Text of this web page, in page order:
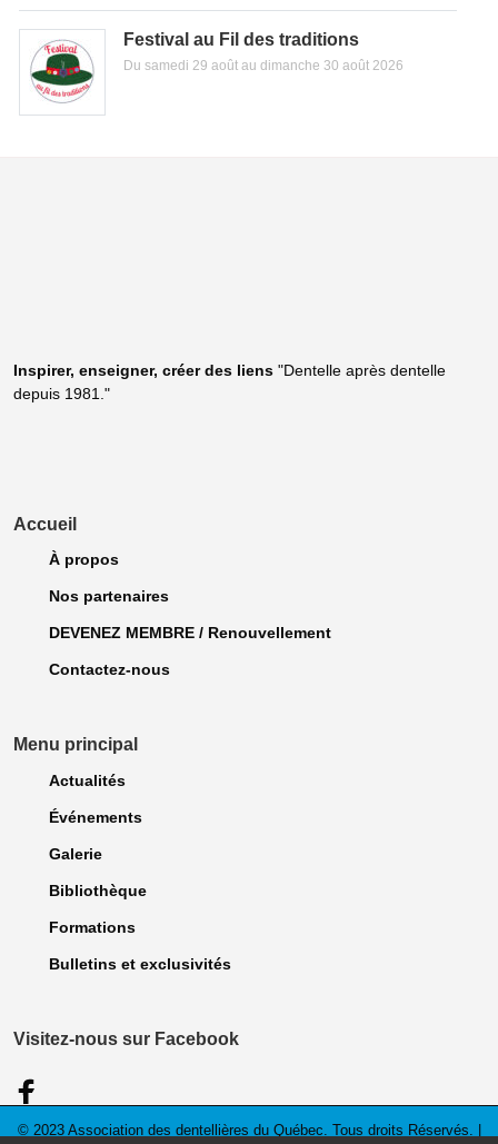
Festival au Fil des traditions
Du samedi 29 août au dimanche 30 août 2026
Inspirer, enseigner, créer des liens "Dentelle après dentelle
depuis 1981."
Accueil
À propos
Nos partenaires
DEVENEZ MEMBRE / Renouvellement
Contactez-nous
Menu principal
Actualités
Événements
Galerie
Bibliothèque
Formations
Bulletins et exclusivités
Visitez-nous sur Facebook
© 2023 Association des dentellières du Québec. Tous droits Réservés. |